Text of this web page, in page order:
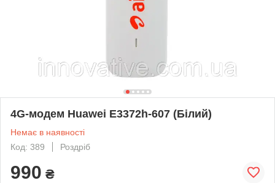
4G-модем Huawei E3372h-607 (Білий)
Немає в наявності
Код: 389
Роздріб
990 ₴